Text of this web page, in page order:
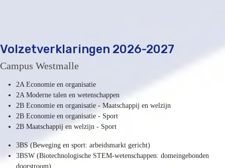
Volzetverklaringen 2026-2027
Campus Westmalle
2A Economie en organisatie
2A Moderne talen en wetenschappen
2B Economie en organisatie - Maatschappij en welzijn
2B Economie en organisatie - Sport
2B Maatschappij en welzijn - Sport
3BS (Beweging en sport: arbeidsmarkt gericht)
3BSW (Biotechnologische STEM-wetenschappen: domeingebonden
doorstroom)